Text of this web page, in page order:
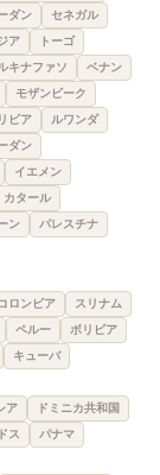
ダン
セネガル
ア
トーゴ
キナファソ
ベナン
モザンビーク
リビア
ルワンダ
ダン
イエメン
カタール
ン
パレスチナ
ロンビア
スリナム
ペルー ボリビア
キューバ
ア
ドミニカ共和国
ス
パナマ